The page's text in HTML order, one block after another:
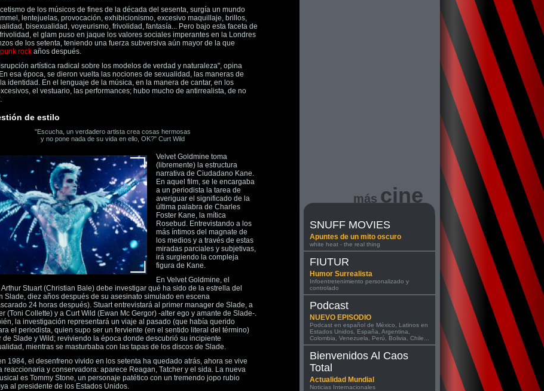
de los músicos de fines de la década del sesenta, surgía un mundo
lentejuelas, provocación, exhibicionismo, excesivo maquillaje, brillos,
bisexualidad, voyeurismo, frivolidad, fantasía... Pero bajo esta faceta de
el glam puso en jaque los valores sociales imperantes en la Londres
de los setenta, teniendo una fuerza subversiva aún mayor de la que
punk rockaños después.
artística radical sobre los modelos de verdad y naturaleza", opina
esa época, se dieron vuelta las nociones de sexualidad, las maneras de
identidad. En el lenguaje de la música, en la manera de cantar, en los
el vestuario, las performances; hubo mucho de antirrealista, de no
de estilo
"Escucha, un verdadero artista crea cosas hermosas
y no pone nada de su vida en ello, OK?" Curt Wild
Velvet Goldmine toma
(libremente) la estructura
narrativa de Ciudadano Kane.
En aquel film, se le encargaba
a un periodista la tarea de
averiguar el significado de la
última palabra de Charles
Foster Kane, la mítica
Rosebud. Entrevistando a los
más íntimos del magnate de
los medios y a través de estas
miradas parciales y subjetivas,
irá surgiendo la compleja
figura de Kane.
En Velvet Goldmine, el
Stuart (Christian Bale) debe investigar qué ha sido de la estrella del
Slade, diez años después de su asesinato simulado en escena
24 horas después). Stuart entrevistará al primer manager de Slade, a
(Toni Collette) y a Curt Wild (Ewan Mc Gergor) -alter ego y amante de Slade-.
la investigación representará un viaje al pasado (que había querido
el periodista, quien supo ser un ferviente (en el sentido literal del término)
de Slade y Wild; reviviendo la época donde descubrió su incipiente
mientras se masturbaba con las tapas de los discos de Slade.
1984, el desenfreno vivido en los setenta ha quedado atrás, ahora se vive
reaccionaria y conservadora: aparece Reagan, Tatcher y el sida. La nueva
es Tommy Stone, un personaje patético con un tremendo jopo rubio
al presidente de los Estados Unidos.
más cine
SNUFF MOVIES
Apuntes de un mito oscuro
white heat - the real thing
FIUTUR
Humor Surrealista
Infoentretenimiento personalizado y
controlado
Podcast
NUEVO EPISODIO
Podcast en español de México, Latinos en
Estados Unidos, España, Argentina,
Colombia, Venezuela, Perú, Bolivia, Chile...
Bienvenidos Al Caos
Total
Actualidad Mundial
Noticias Internacionales